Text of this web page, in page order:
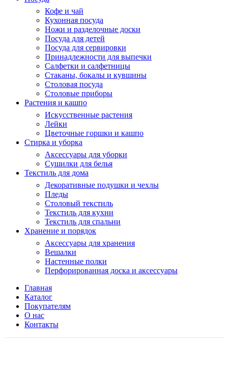
Кофе и чай
Кухонная посуда
Ножи и разделочные доски
Посуда для детей
Посуда для сервировки
Принадлежности для выпечки
Салфетки и салфетницы
Стаканы, бокалы и кувшины
Столовая посуда
Столовые приборы
Растения и кашпо
Искусственные растения
Лейки
Цветочные горшки и кашпо
Стирка и уборка
Аксессуары для уборки
Сушилки для белья
Текстиль для дома
Декоративные подушки и чехлы
Пледы
Столовый текстиль
Текстиль для кухни
Текстиль для спальни
Хранение и порядок
Аксессуары для хранения
Вешалки
Настенные полки
Перфорированная доска и аксессуары
Главная
Каталог
Покупателям
О нас
Контакты